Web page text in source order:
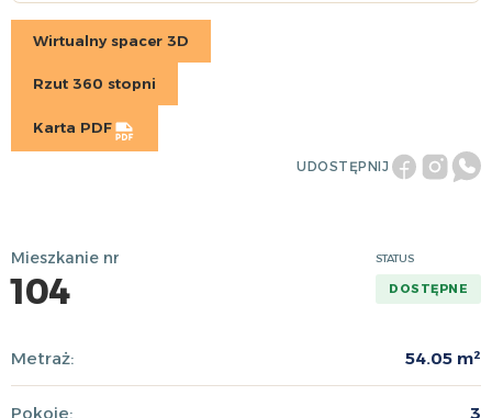
Wirtualny spacer 3D
Rzut 360 stopni
Karta PDF
UDOSTĘPNIJ
Mieszkanie nr
104
STATUS
DOSTĘPNE
Metraż: 54.05 m²
Pokoje: 3